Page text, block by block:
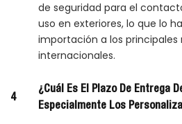
de seguridad para el
uso en exteriores, lo que lo
importación a los principales
internacionales.
4
¿Cuál Es El Plazo De Entrega
Especialmente Los